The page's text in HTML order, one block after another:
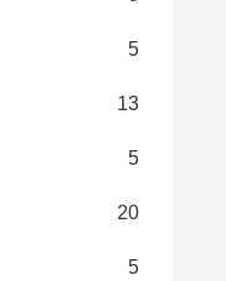
5
13
5
20
5